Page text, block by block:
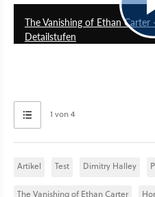
The Vanishing of Ethan
Detailstufen
1 von 4
Artikel Test Dimitry Halley
The Vanishing of Ethan Carter